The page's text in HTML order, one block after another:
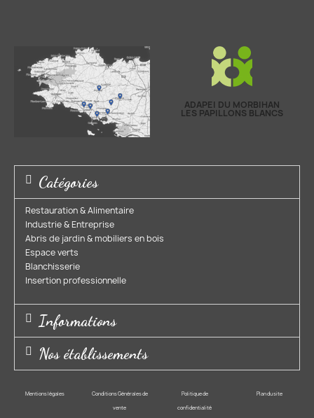
ADAPEI DU MORBIHAN
LES PAPILLONS BLANCS
Catégories
Restauration & Alimentaire
Industrie & Entreprise​
Abris de jardin & mobiliers en bois​
Espace verts​
Blanchisserie​
Insertion professionnelle​
Informations
Nos établissements
Mentions légales Conditions Générales de
vente
Politique de
confidentialité
Plan du site